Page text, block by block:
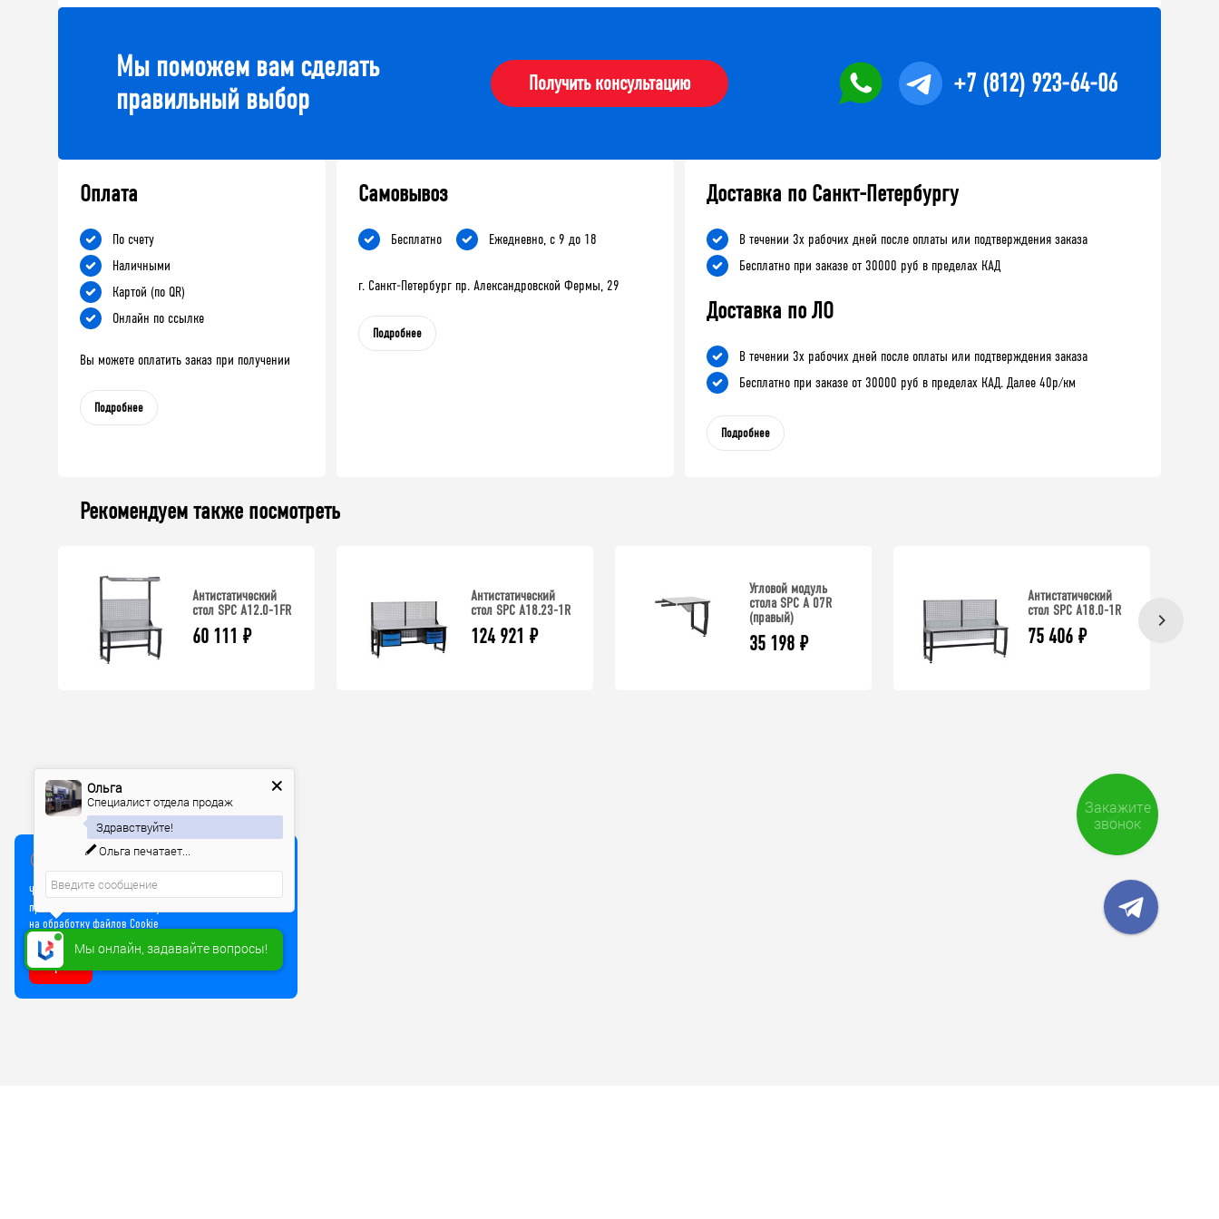
Мы поможем вам сделать
правильный выбор
Получить консультацию +7 (812) 923-64-06
Оплата
По счету
Наличными
Картой (по QR)
Онлайн по ссылке
Вы можете оплатить заказ при получении
Подробнее
Самовывоз
Бесплатно Ежедневно, с 9 до 18
г. Санкт-Петербург пр. Александровской Фермы, 29
Подробнее
Доставка по Санкт-Петербургу
В течении 3х рабочих дней после оплаты или подтверждения заказа
Бесплатно при заказе от 30000 руб в пределах КАД
Доставка по ЛО
В течении 3х рабочих дней после оплаты или подтверждения заказа
Бесплатно при заказе от 30000 руб в пределах КАД. Далее 40р/км
Подробнее
Рекомендуем также посмотреть
Антистатический
стол SPC A12.0-1FR
60 111 ₽
Антистатический
стол SPC A18.23-1R
124 921 ₽
Угловой модуль
стола SPC А 07R
(правый)
35 198 ₽
Антистатический
стол SPC A18.0-1R
75 406 ₽
Мы используем куки
Чтобы улучшить работу сайта, мы используем Cookie и
прочие технологии. Используя сайт, вы соглашаетесь
на обработку файлов Cookie
Хорошо
Закажите
звонок
Мы онлайн, задавайте вопросы!
Ольга
Специалист отдела продаж
Здравствуйте!
Ольга печатает...